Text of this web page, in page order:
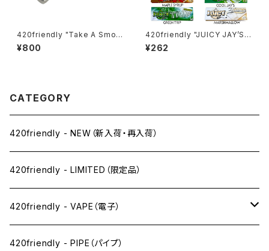
420friendly "Take A Smok
e" こっそりチルタイム Cigarett
e Bat ロング シガレットワンヒ
¥800
420friendly "JUICY JAY’S"
フレーバーペーパー（1¼サイズ
／ 32枚入り）
¥262
CATEGORY
420friendly - NEW（新入荷・再入荷）
420friendly - LIMITED（限定品）
420friendly - VAPE（電子）
ペン下
420friendly - PIPE（パイプ）